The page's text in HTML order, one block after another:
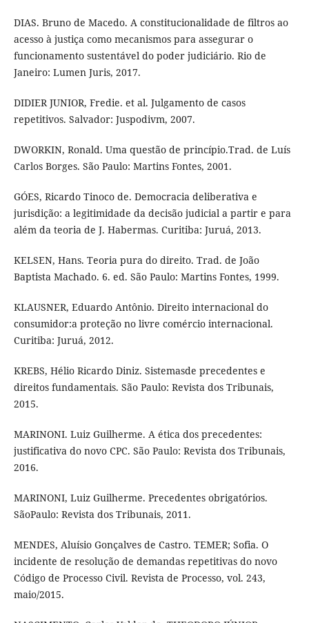
DIAS. Bruno de Macedo. A constitucionalidade de filtros ao
acesso à justiça como mecanismos para assegurar o
funcionamento sustentável do poder judiciário. Rio de
Janeiro: Lumen Juris, 2017.
DIDIER JUNIOR, Fredie. et al. Julgamento de casos
repetitivos. Salvador: Juspodivm, 2007.
DWORKIN, Ronald. Uma questão de princípio.Trad. de Luís
Carlos Borges. São Paulo: Martins Fontes, 2001.
GÓES, Ricardo Tinoco de. Democracia deliberativa e
jurisdição: a legitimidade da decisão judicial a partir e para
além da teoria de J. Habermas. Curitiba: Juruá, 2013.
KELSEN, Hans. Teoria pura do direito. Trad. de João
Baptista Machado. 6. ed. São Paulo: Martins Fontes, 1999.
KLAUSNER, Eduardo Antônio. Direito internacional do
consumidor:a proteção no livre comércio internacional.
Curitiba: Juruá, 2012.
KREBS, Hélio Ricardo Diniz. Sistemasde precedentes e
direitos fundamentais. São Paulo: Revista dos Tribunais,
2015.
MARINONI. Luiz Guilherme. A ética dos precedentes:
justificativa do novo CPC. São Paulo: Revista dos Tribunais,
2016.
MARINONI, Luiz Guilherme. Precedentes obrigatórios.
SãoPaulo: Revista dos Tribunais, 2011.
MENDES, Aluísio Gonçalves de Castro. TEMER; Sofia. O
incidente de resolução de demandas repetitivas do novo
Código de Processo Civil. Revista de Processo, vol. 243,
maio/2015.